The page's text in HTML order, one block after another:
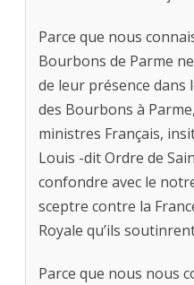
Parce que nous
Bourbons de Parme
de leur présence dans
des Bourbons à
ministres Français,
Louis -dit Ordre de
confondre avec le
sceptre contre la
Royale qu’ils
Parce que nous nous